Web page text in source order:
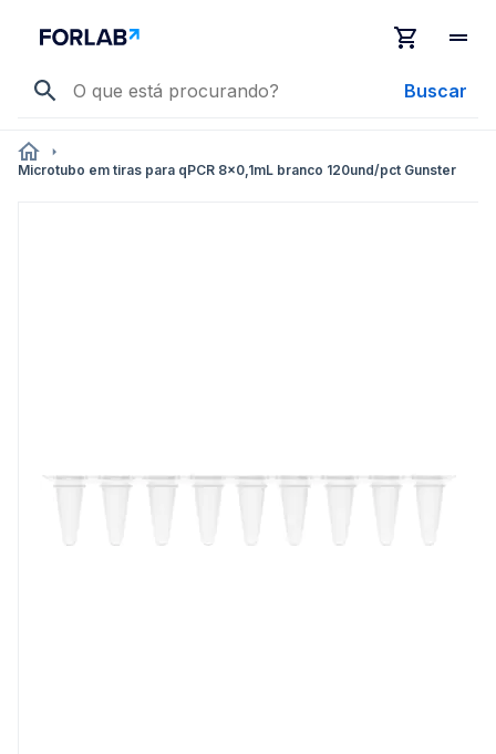
Buscar
Microtubo em tiras para qPCR 8x0,1mL branco 120und/pct Gunster